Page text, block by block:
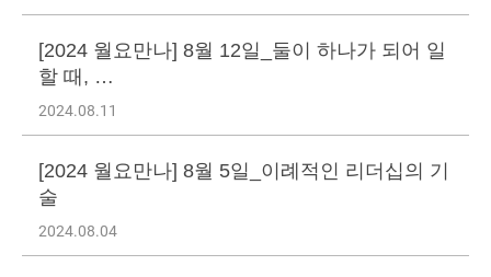
[2024 월요만나] 8월 12일_둘이 하나가 되어 일
할 때, …
2024.08.11
[2024 월요만나] 8월 5일_이례적인 리더십의 기
술
2024.08.04